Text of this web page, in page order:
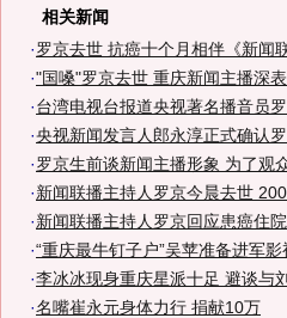
相关新闻
·罗京去世 抗癌十个月相伴《新闻
·"国嗓"罗京去世 重庆新闻主播深
·台湾电视台报道央视著名播音员
·央视新闻发言人郎永淳正式确认
·罗京生前谈新闻主播形象 为了观
·新闻联播主持人罗京今晨去世
·新闻联播主持人罗京回应患癌住
·“重庆最牛钉子户”吴苹准备进军
·李冰冰现身重庆星派十足 避谈与
·名嘴崔永元身体力行 捐献10万